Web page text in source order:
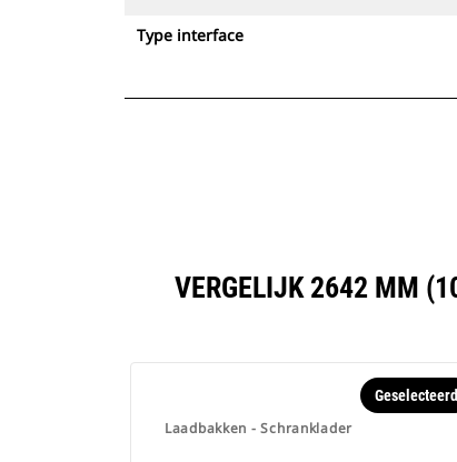
Type interface
VERGELIJK 2642 MM
Laadbakken - Schranklader
Geselecteerd